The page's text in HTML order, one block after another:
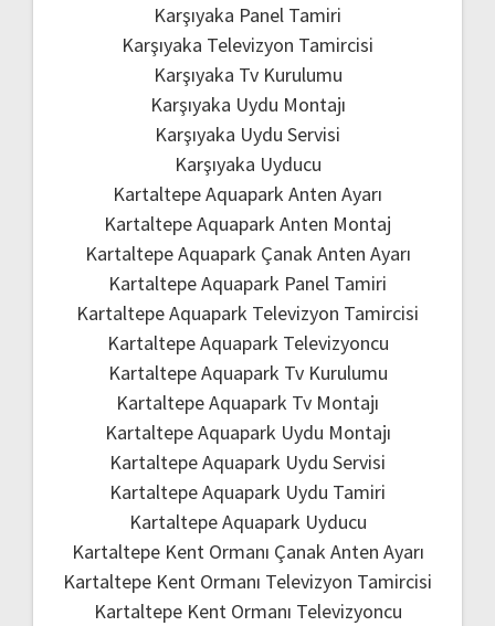
Karşıyaka Panel Tamiri
Karşıyaka Televizyon Tamircisi
Karşıyaka Tv Kurulumu
Karşıyaka Uydu Montajı
Karşıyaka Uydu Servisi
Karşıyaka Uyducu
Kartaltepe Aquapark Anten Ayarı
Kartaltepe Aquapark Anten Montaj
Kartaltepe Aquapark Çanak Anten Ayarı
Kartaltepe Aquapark Panel Tamiri
Kartaltepe Aquapark Televizyon Tamircisi
Kartaltepe Aquapark Televizyoncu
Kartaltepe Aquapark Tv Kurulumu
Kartaltepe Aquapark Tv Montajı
Kartaltepe Aquapark Uydu Montajı
Kartaltepe Aquapark Uydu Servisi
Kartaltepe Aquapark Uydu Tamiri
Kartaltepe Aquapark Uyducu
Kartaltepe Kent Ormanı Çanak Anten Ayarı
Kartaltepe Kent Ormanı Televizyon Tamircisi
Kartaltepe Kent Ormanı Televizyoncu